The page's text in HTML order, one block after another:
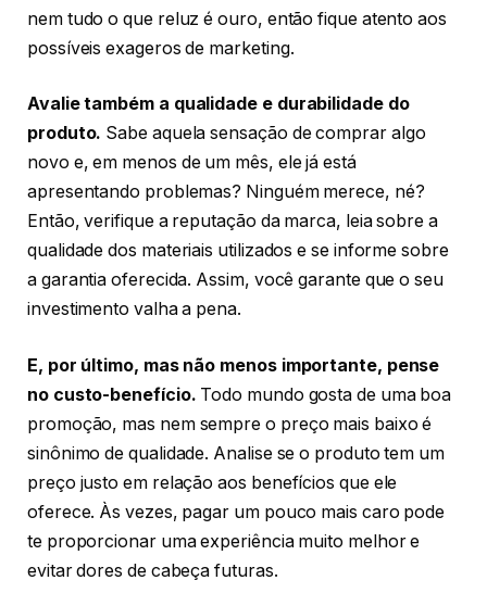
nem tudo o que reluz é ouro, então fique atento aos
possíveis exageros de marketing.
Avalie também a qualidade e durabilidade do
produto. Sabe aquela sensação de comprar algo
novo e, em menos de um mês, ele já está
apresentando problemas? Ninguém merece, né?
Então, verifique a reputação da marca, leia sobre a
qualidade dos materiais utilizados e se informe sobre
a garantia oferecida. Assim, você garante que o seu
investimento valha a pena.
E, por último, mas não menos importante, pense
no custo-benefício. Todo mundo gosta de uma boa
promoção, mas nem sempre o preço mais baixo é
sinônimo de qualidade. Analise se o produto tem um
preço justo em relação aos benefícios que ele
oferece. Às vezes, pagar um pouco mais caro pode
te proporcionar uma experiência muito melhor e
evitar dores de cabeça futuras.